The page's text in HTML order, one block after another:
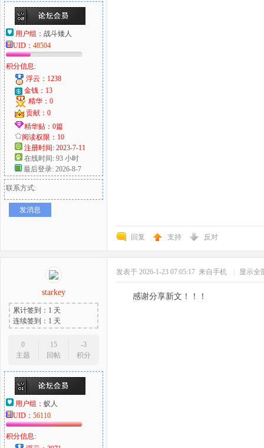
用户组： 战斗矮人
UID： 48504
积分信息:
浮云：1238
金钱：13
精华：0
贡献：0
精华贴：0篇
阅读权限：10
注册时间: 2023-7-11
在线时间: 93 小时
最后登录: 2026-8-7
联系方式:
发消息
回复 支持 反对
starkey
累计签到：1 天
连续签到：1 天
0
主题
15
回帖
-3
积分
用户组： 蚁人
UID： 56110
积分信息:
发表于 2026-1-23 07:05:17 来自手机 显示全
感谢分享新文！！！